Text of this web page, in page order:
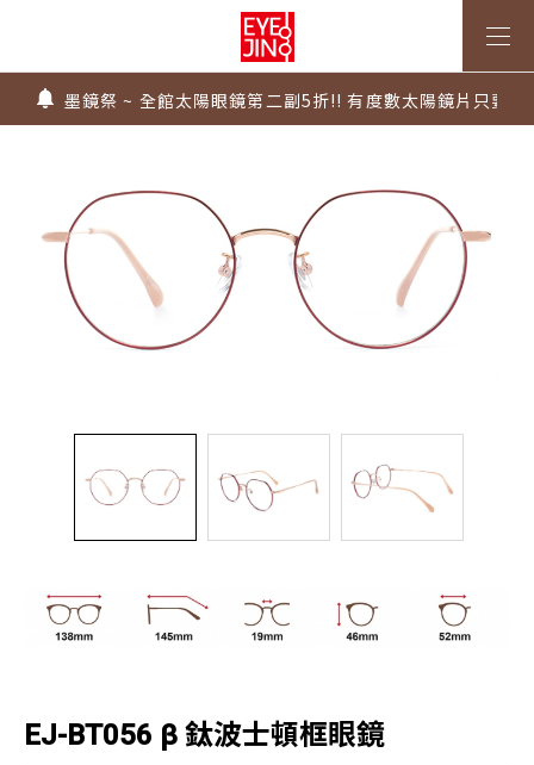
上傳處方，建立度數即贈 $300 優惠券！
不知道度數也能配鏡～愛鏡合作門市全台啟動中
墨鏡祭 ~ 全館太陽眼鏡第二副5折!! 有度數太陽鏡片只要
Super Sale！精選鏡框 6 折起！
不知道度數也能配鏡～愛鏡合作門市全台啟動中
EJ-BT056 β 鈦波士頓框眼鏡